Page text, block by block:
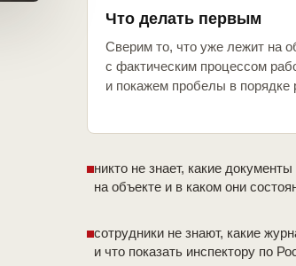
Что делать первым
Сверим то, что уже лежит на
с фактическим процессом
и покажем пробелы в порядке
никто не знает, какие
на объекте и в каком они
сотрудники не знают, какие
и что показать инспектору по